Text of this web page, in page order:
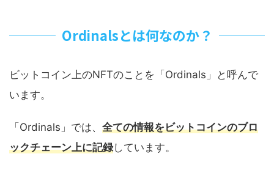
Ordinalsとは何なのか？
ビットコイン上のNFTのことを「Ordinals」と呼んで
います。
「Ordinals」では、 全ての情報をビットコインのブロ
ックチェーン上に記録しています。